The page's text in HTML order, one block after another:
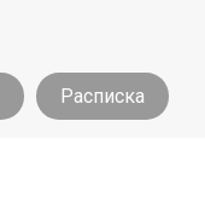
Расписка